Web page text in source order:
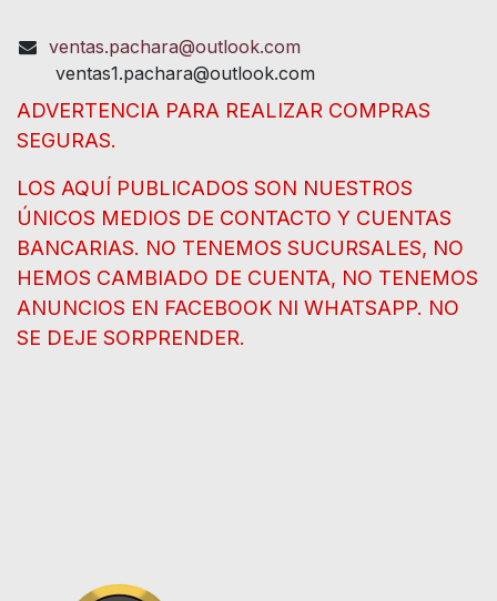
ventas.pachara@outlook.com
ventas1.pachara@outlook.com
ADVERTENCIA PARA REALIZAR COMPRAS
SEGURAS.
LOS AQUÍ PUBLICADOS SON NUESTROS
ÚNICOS MEDIOS DE CONTACTO Y CUENTAS
BANCARIAS. NO TENEMOS SUCURSALES, NO
HEMOS CAMBIADO DE CUENTA, NO TENEMOS
ANUNCIOS EN FACEBOOK NI WHATSAPP. NO
SE DEJE SORPRENDER.